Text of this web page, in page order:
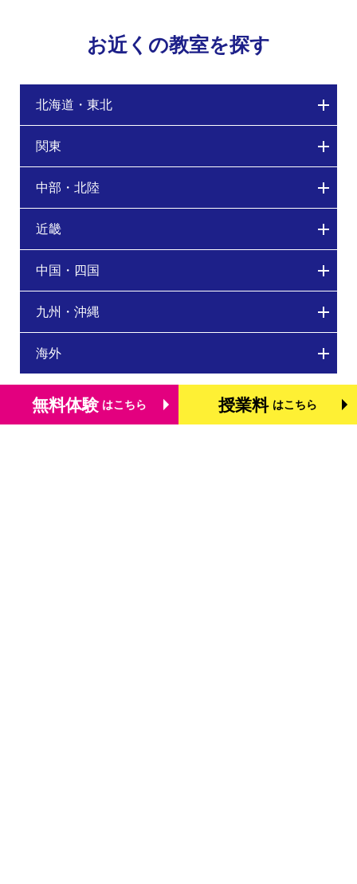
お近くの教室を探す
北海道・東北
関東
中部・北陸
近畿
中国・四国
九州・沖縄
海外
無料体験 はこちら 授業料 はこちら